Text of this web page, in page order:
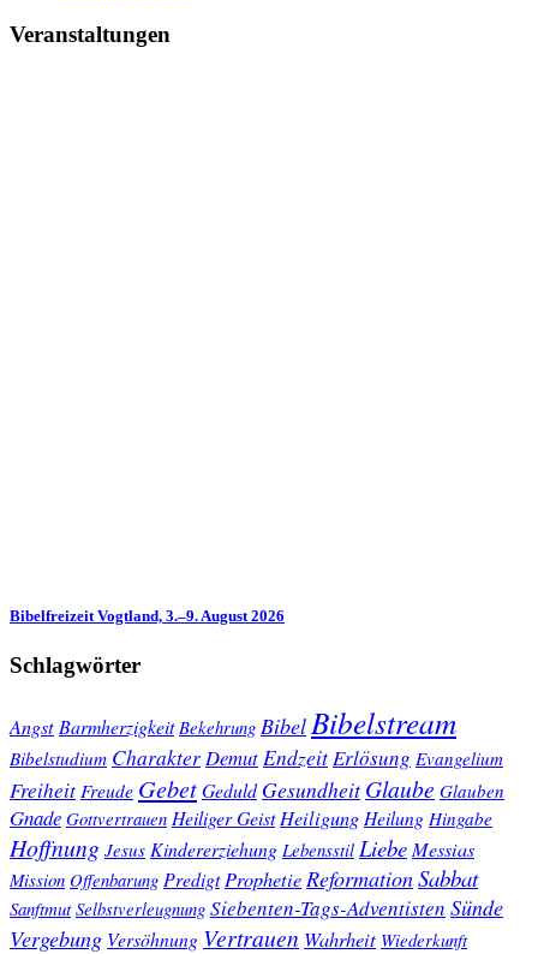
Veranstaltungen
Bibelfreizeit Vogtland, 3.–9. August 2026
Schlagwörter
Angst Barmherzigkeit Bekehrung Bibel Bibelstream
Bibelstudium Charakter Demut EndzeitErlösung Evangelium
Freiheit Freude GebetGeduld Gesundheit Glaube Glauben
Gnade Gottvertrauen Heiliger Geist Heiligung Heilung Hingabe
Hoffnung Jesus Kindererziehung Lebensstil Liebe Messias
Mission Offenbarung Predigt Prophetie ReformationSabbat
Sanftmut Selbstverleugnung Siebenten-Tags-Adventisten Sünde
Vergebung Versöhnung Vertrauen Wahrheit Wiederkunft